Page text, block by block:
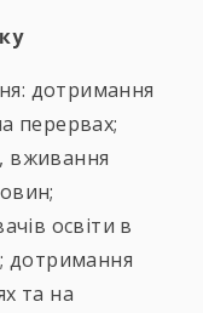
дотримання
перервах;
вживання
освіти в
дотримання
та на